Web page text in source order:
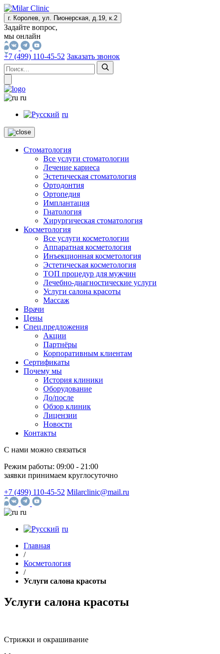
г. Королев, ул. Пионерская, д.19, к.2
Задайте вопрос,
мы онлайн
+7 (499) 110-45-52 Заказать звонок
ru
ru
Стоматология
Все услуги стоматологии
Лечение кариеса
Эстетическая стоматология
Ортодонтия
Ортопедия
Имплантация
Гнатология
Хирургическая стоматология
Косметология
Все услуги косметологии
Аппаратная косметология
Инъекционная косметология
Эстетическая косметология
ТОП процедур для мужчин
Лечебно-диагностические услуги
Услуги салона красоты
Массаж
Врачи
Цены
Спец.предложения
Акции
Партнёры
Корпоративным клиентам
Сертификаты
Почему мы
История клиники
Оборудование
До/после
Обзор клиник
Лицензии
Новости
Контакты
С нами можно связаться
Режим работы: 09:00 - 21:00
заявки принимаем круглосуточно
+7 (499) 110-45-52 Milarclinic@mail.ru
ru
ru
Главная
/
Косметология
/
Услуги салона красоты
Услуги салона красоты
Стрижки и окрашивание